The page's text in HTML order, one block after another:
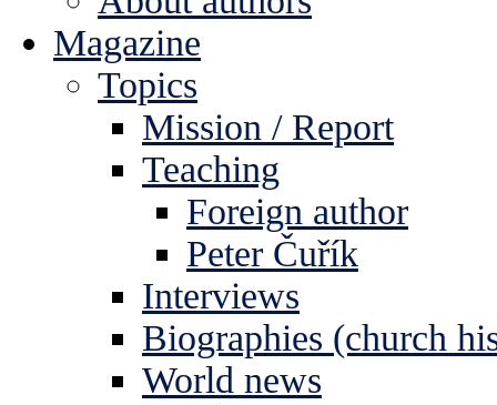
Magazine
Topics
Mission / Report
Teaching
Foreign author
Peter Čuřík
Interviews
Biographies (church
World news